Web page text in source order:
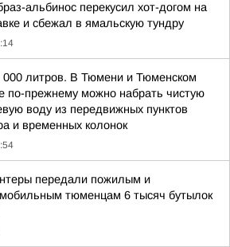
альбинос перекусил хот-догом на
и сбежал в ямальскую тундру
000 литров. В Тюмени и Тюменском
по-прежнему можно набрать чистую
воду из передвижных пунктов
и временных колонок
передали пожилым и
тюменцам 6 тысяч бутылок